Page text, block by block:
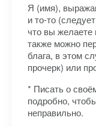
Я (имя),
и то-то
что вы желаете
также можно
блага, в этом
прочерк) или
* Писать о
подробно,
неправильно.